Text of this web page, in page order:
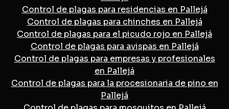
Control de plagas para residencias en Pallejá
Control de plagas para chinches en Pallejá
Control de plagas para el picudo rojo en Pallejá
Control de plagas para avispas en Pallejá
Control de plagas para empresas y profesionales
en Pallejá
Control de plagas para la procesionaria de pino en
Pallejá